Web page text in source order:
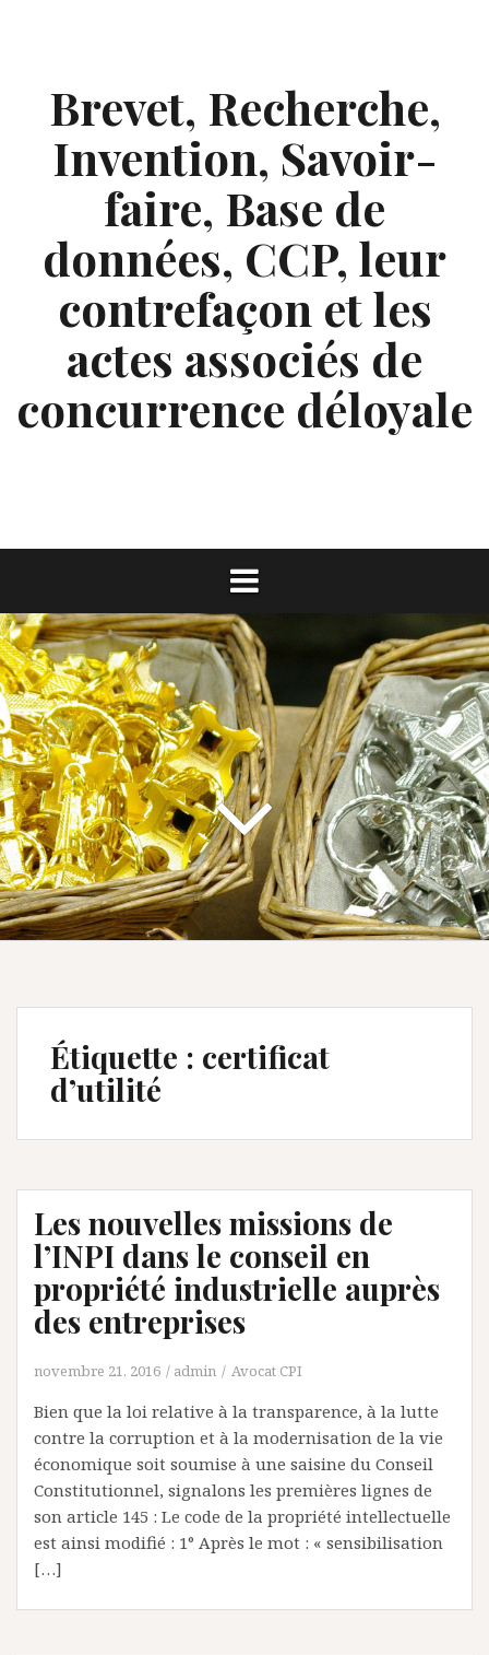
Brevet, Recherche,
Invention, Savoir-
faire, Base de
données, CCP, leur
contrefaçon et les
actes associés de
concurrence déloyale
Étiquette : certificat
d’utilité
Les nouvelles missions de
l’INPI dans le conseil en
propriété industrielle auprès
des entreprises
novembre 21, 2016 admin Avocat CPI
Bien que la loi relative à la transparence, à la lutte
contre la corruption et à la modernisation de la vie
économique soit soumise à une saisine du Conseil
Constitutionnel, signalons les premières lignes de
son article 145 : Le code de la propriété intellectuelle
est ainsi modifié : 1° Après le mot : « sensibilisation
[…]